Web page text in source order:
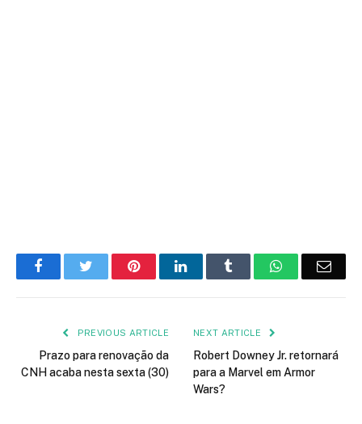
FacebookTwitter PinterestLinkedIn Tumblr WhatsApp
PREVIOUS ARTICLE
Prazo para renovação da
CNH acaba nesta sexta (30)
NEXT ARTICLE
Robert Downey Jr. retornará
para a Marvel em Armor
Wars?